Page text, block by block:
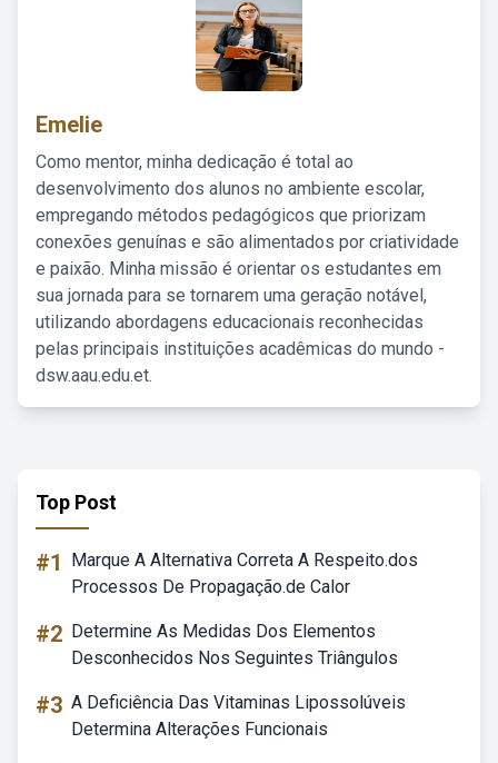
Emelie
Como mentor, minha dedicação é total ao
desenvolvimento dos alunos no ambiente escolar,
empregando métodos pedagógicos que priorizam
conexões genuínas e são alimentados por criatividade
e paixão. Minha missão é orientar os estudantes em
sua jornada para se tornarem uma geração notável,
utilizando abordagens educacionais reconhecidas
pelas principais instituições acadêmicas do mundo -
dsw.aau.edu.et.
Top Post
#1
Marque A Alternativa Correta A Respeito.dos
Processos De Propagação.de Calor
#2 Determine As Medidas Dos Elementos
Desconhecidos Nos Seguintes Triângulos
#3 A Deficiência Das Vitaminas Lipossolúveis
Determina Alterações Funcionais